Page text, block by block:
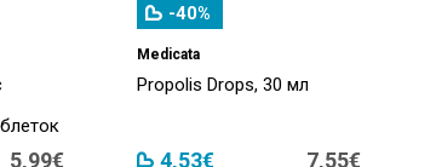
5,99€
-40%
Medicata
Propolis Drops, 30 мл
4,53€ 7,55€